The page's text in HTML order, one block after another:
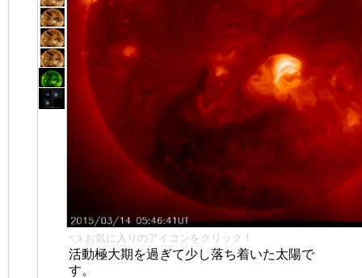
👈 お気に入りのアイコンをクリック！
活動極大期を過ぎて少し落ち着いた太陽で
す。